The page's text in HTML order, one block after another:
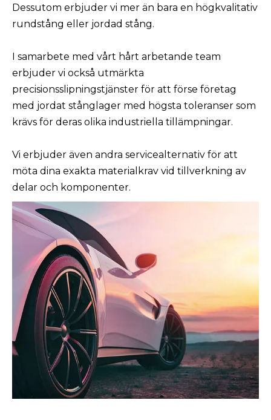
Dessutom erbjuder vi mer än bara en högkvalitativ
rundstång eller jordad stång.
I samarbete med vårt hårt arbetande team
erbjuder vi också utmärkta
precisionsslipningstjänster för att förse företag
med jordat stånglager med högsta toleranser som
krävs för deras olika industriella tillämpningar.
Vi erbjuder även andra servicealternativ för att
möta dina exakta materialkrav vid tillverkning av
delar och komponenter.